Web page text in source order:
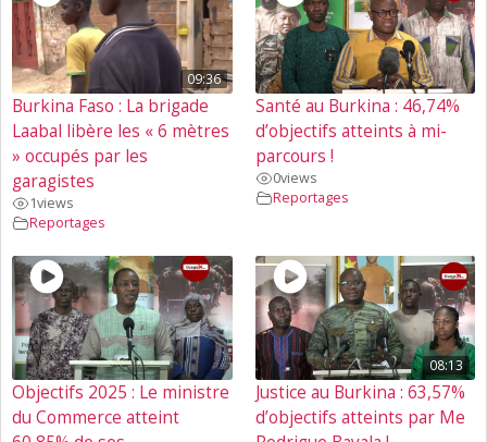
09:36
Burkina Faso : La brigade
Laabal libère les « 6 mètres
» occupés par les
garagistes
1views
Reportages
Santé au Burkina : 46,74%
d’objectifs atteints à mi-
parcours !
0views
Reportages
Objectifs 2025 : Le ministre
du Commerce atteint
08:13
Justice au Burkina : 63,57%
d’objectifs atteints par Me